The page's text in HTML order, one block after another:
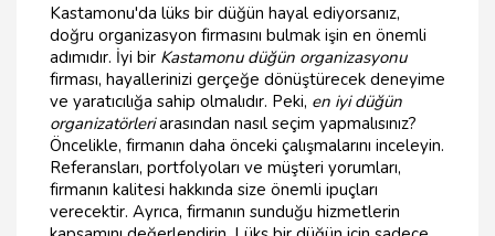
Kastamonu'da lüks bir düğün hayal ediyorsanız,
doğru organizasyon firmasını bulmak işin en önemli
adımıdır. İyi bir Kastamonu düğün organizasyonu
firması, hayallerinizi gerçeğe dönüştürecek deneyime
ve yaratıcılığa sahip olmalıdır. Peki, en iyi düğün
organizatörleriarasından nasıl seçim yapmalısınız?
Öncelikle, firmanın daha önceki çalışmalarını inceleyin.
Referansları, portfolyoları ve müşteri yorumları,
firmanın kalitesi hakkında size önemli ipuçları
verecektir. Ayrıca, firmanın sunduğu hizmetlerin